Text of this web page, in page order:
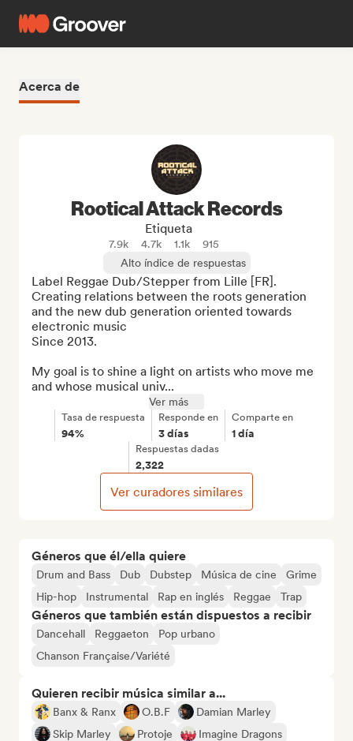
Acerca de
Géneros que él/ella quiere
Drum and Bass Dub Dubstep Música de cine
Grime
Hip-hop
Instrumental Rap en inglés Reggae Trap
Géneros que también están dispuestos a recibir
Dancehall Reggaeton
Pop urbano
Chanson Française/Variété
Quieren recibir música similar a...
Banx & Ranx O.B.F
Damian Marley
Skip Marley
Protoje
Imagine Dragons
Rootical Attack Records
Etiqueta
7.9k 4.7k 1.1k
915
Alto índice de respuestas
Label Reggae Dub/Stepper from Lille [FR].
Creating relations between the roots generation
and the new dub generation oriented towards
electronic music
Since 2013.
My goal is to shine a light on artists who move me
and whose musical univ...
Ver más
Tasa de respuesta
94%
Responde en
3 días
Comparte en
1 día
Respuestas dadas
2,322
Ver curadores similares